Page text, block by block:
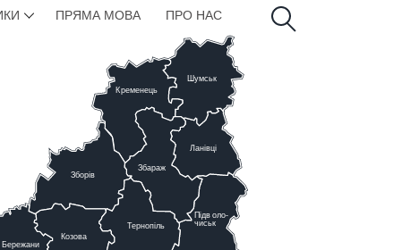
ПРЯМА МОВА ПРО НАС
Тернопіль
Підволо-
чиськ
Ланівці
Збараж
Шумськ
Кременець
Козова
Бережани
Зборів